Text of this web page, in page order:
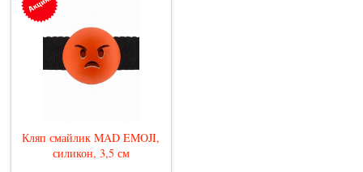
Кляп смайлик MAD EMOJI,
силикон, 3,5 см